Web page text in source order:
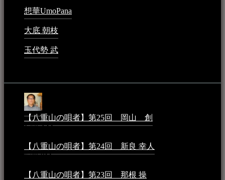
想華UmoPana
大底 朝枝
玉代勢 武
【八重山の唄者】第25回 岡山 創
1:50 AM
【八重山の唄者】第24回 新良 幸人
5:29 PM
【八重山の唄者】第23回 那根 操